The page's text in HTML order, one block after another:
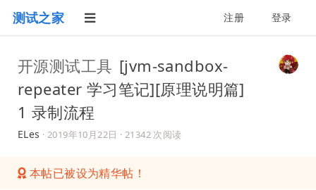
测试之家 注册 登录
开源测试工具 [jvm-sandbox-
repeater 学习笔记][原理说明篇]
1 录制流程
ELes · 2019年10月22日 · 21342 次阅读
本帖已被设为精华帖！